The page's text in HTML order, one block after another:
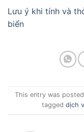
Lưu ý khi tính và
biển
This entry was
tagged dịch